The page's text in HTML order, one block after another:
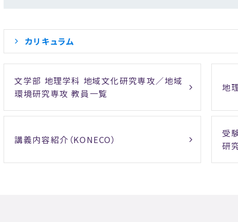
カリキュラム
文学部 地理学科 地域文化研究専攻／地域
環境研究専攻 教員一覧
地
講義内容紹介（KONECO）
受
研